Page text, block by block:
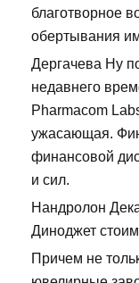
благотворное
обертывания
Дергачева Ну
недавнего
Pharmacom
ужасающая.
финансовой
и сил.
Нандролон
Диноджет
Причем не